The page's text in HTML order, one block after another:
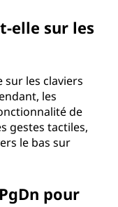
elle sur les
sur les claviers
les
de
gestes tactiles,
le bas sur
pour